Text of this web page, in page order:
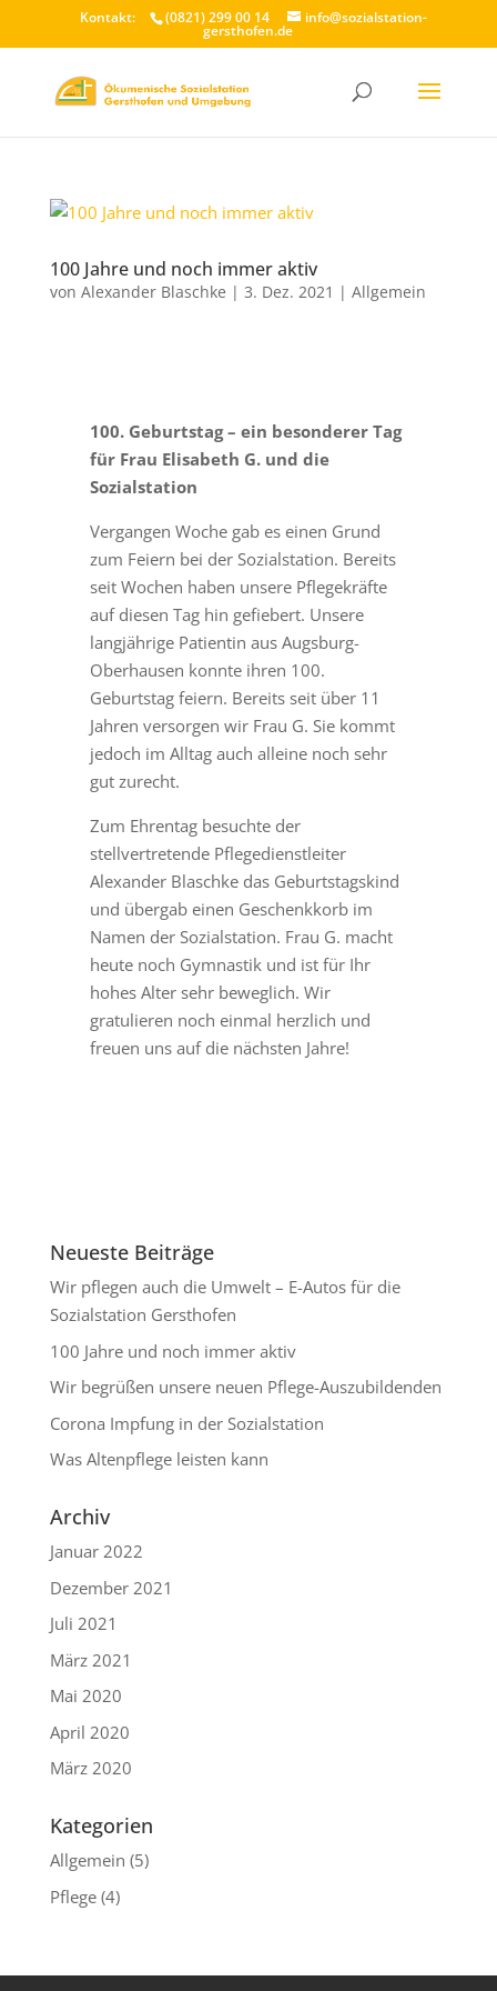
Kontakt: (0821) 299 00 14 info@sozialstation-
gersthofen.de
100 Jahre und noch immer aktiv
von Alexander Blaschke | 3. Dez. 2021 | Allgemein
100. Geburtstag – ein besonderer Tag
für Frau Elisabeth G. und die
Sozialstation
Vergangen Woche gab es einen Grund
zum Feiern bei der Sozialstation. Bereits
seit Wochen haben unsere Pflegekräfte
auf diesen Tag hin gefiebert. Unsere
langjährige Patientin aus Augsburg-
Oberhausen konnte ihren 100.
Geburtstag feiern. Bereits seit über 11
Jahren versorgen wir Frau G. Sie kommt
jedoch im Alltag auch alleine noch sehr
gut zurecht.
Zum Ehrentag besuchte der
stellvertretende Pflegedienstleiter
Alexander Blaschke das Geburtstagskind
und übergab einen Geschenkkorb im
Namen der Sozialstation. Frau G. macht
heute noch Gymnastik und ist für Ihr
hohes Alter sehr beweglich. Wir
gratulieren noch einmal herzlich und
freuen uns auf die nächsten Jahre!
Neueste Beiträge
Wir pflegen auch die Umwelt – E-Autos für die
Sozialstation Gersthofen
100 Jahre und noch immer aktiv
Wir begrüßen unsere neuen Pflege-Auszubildenden
Corona Impfung in der Sozialstation
Was Altenpflege leisten kann
Archiv
Januar 2022
Dezember 2021
Juli 2021
März 2021
Mai 2020
April 2020
März 2020
Kategorien
Allgemein (5)
Pflege(4)